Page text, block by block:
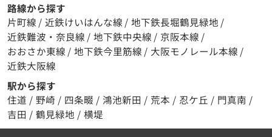
路線から探す
片町線 / 近鉄けいはんな線 / 地下鉄長堀鶴見緑地 /
近鉄難波・奈良線 / 地下鉄中央線 / 京阪本線 /
おおさか東線 / 地下鉄今里筋線 / 大阪モノレール本線 /
近鉄大阪線
駅から探す
住道 / 野崎 / 四条畷 / 鴻池新田 / 荒本 / 忍ケ丘 / 門真南 /
吉田 / 鶴見緑地 / 横堤